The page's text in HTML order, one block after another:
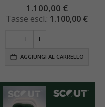
0%
1.100,00 €
1.100,00 €
AGGIUNGI AL CARRELLO